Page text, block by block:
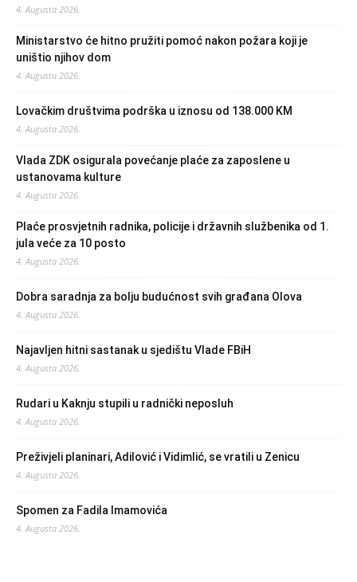
4. Augusta 2026.
Ministarstvo će hitno pružiti pomoć nakon požara koji je
uništio njihov dom
4. Augusta 2026.
Lovačkim društvima podrška u iznosu od 138.000 KM
4. Augusta 2026.
Vlada ZDK osigurala povećanje plaće za zaposlene u
ustanovama kulture
4. Augusta 2026.
Plaće prosvjetnih radnika, policije i državnih službenika od 1.
jula veće za 10 posto
4. Augusta 2026.
Dobra saradnja za bolju budućnost svih građana Olova
4. Augusta 2026.
Najavljen hitni sastanak u sjedištu Vlade FBiH
4. Augusta 2026.
Rudari u Kaknju stupili u radnički neposluh
4. Augusta 2026.
Preživjeli planinari, Adilović i Vidimlić, se vratili u Zenicu
4. Augusta 2026.
Spomen za Fadila Imamovića
4. Augusta 2026.